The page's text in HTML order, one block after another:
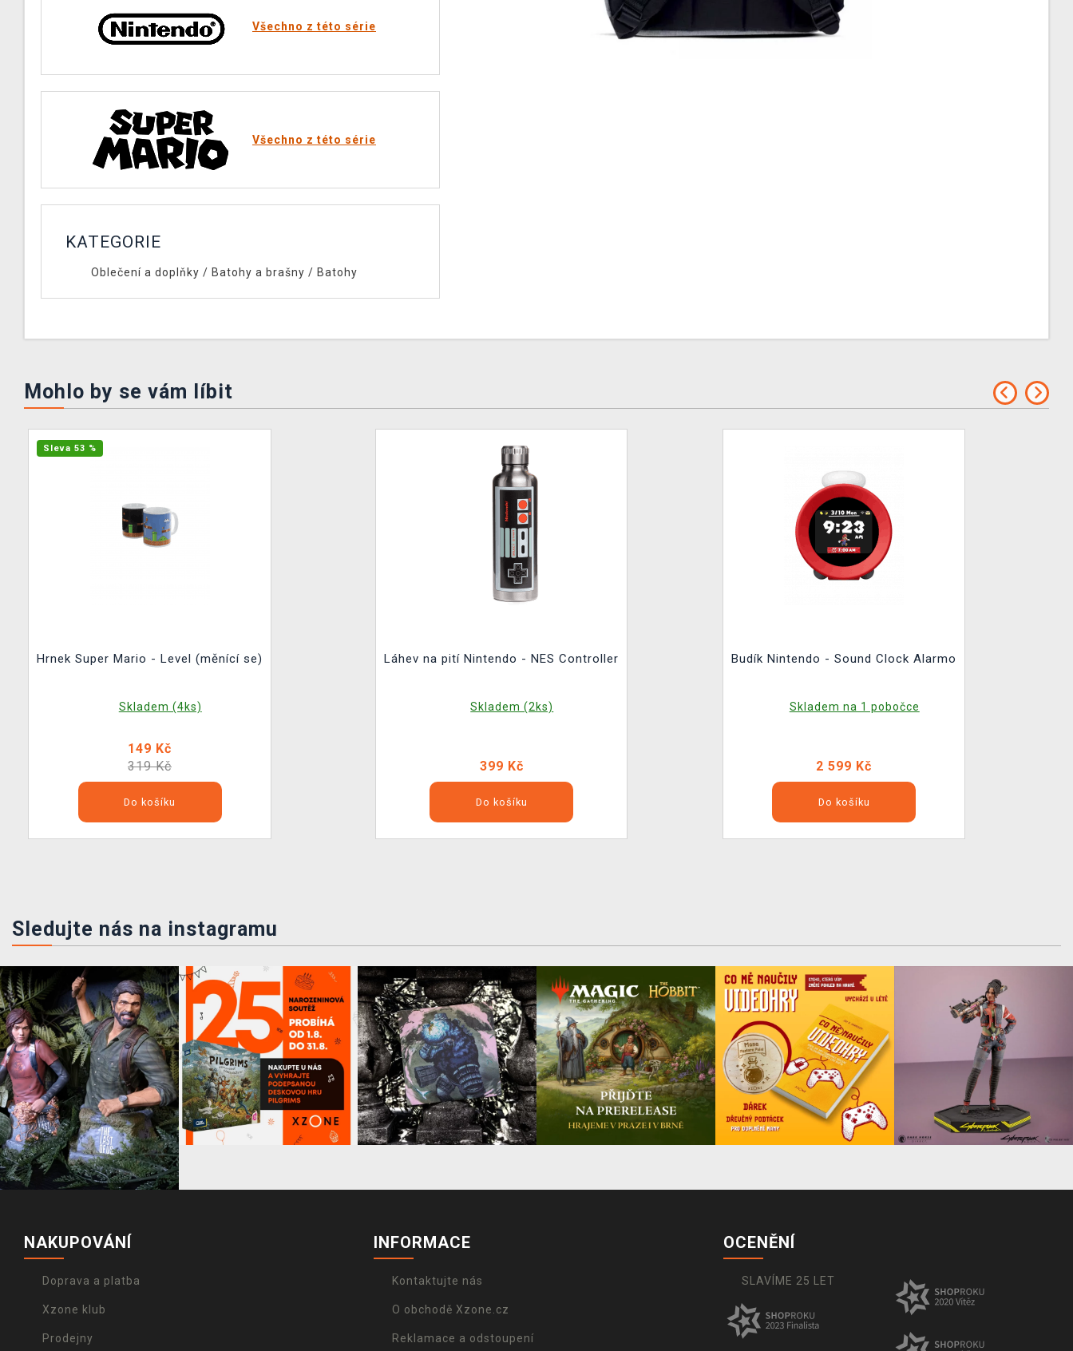
Všechno z této série
Všechno z této série
KATEGORIE
Oblečení a doplňky / Batohy a brašny / Batohy
Mohlo by se vám líbit
Sleva 53 %
Hrnek Super Mario - Level (měnící se)
Skladem (4ks)
149 Kč
319 Kč
Do košíku
Láhev na pití Nintendo - NES Controller
Skladem (2ks)
399 Kč
Do košíku
Budík Nintendo - Sound Clock Alarmo
Skladem na 1 pobočce
2 599 Kč
Do košíku
Sledujte nás na instagramu
NAKUPOVÁNÍ
Doprava a platba
Xzone klub
Prodejny
INFORMACE
Kontaktujte nás
O obchodě Xzone.cz
Reklamace a odstoupení
OCENĚNÍ
SLAVÍME 25 LET